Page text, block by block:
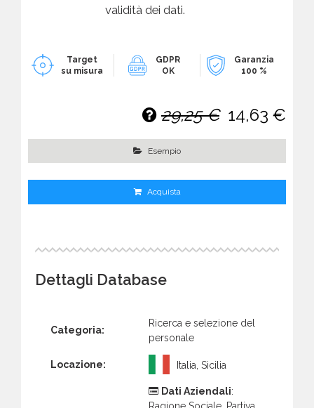
validità dei dati.
Target
su misura
GDPR
OK
Garanzia
100 %
29,25 € 14,63 €
Esempio
Acquista
Dettagli Database
Categoria:
Ricerca e selezione del
personale
Locazione: Italia, Sicilia
Dati Aziendali: